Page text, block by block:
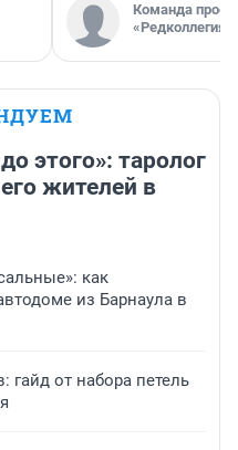
Команда
«Редколлегия»
этого»: таролог
жителей в
как
из Барнаула в
гайд от набора петель